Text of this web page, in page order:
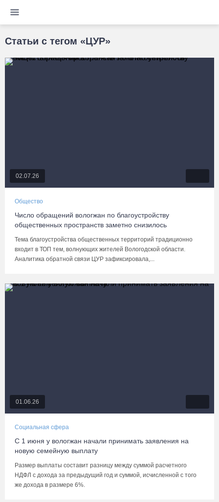
Статьи с тегом «ЦУР»
02.07.26
Общество
Число обращений вологжан по благоустройству
общественных пространств заметно снизилось
Тема благоустройства общественных территорий традиционно
входит в ТОП тем, волнующих жителей Вологодской области.
Аналитика обратной связи ЦУР зафиксировала,...
01.06.26
Социальная сфера
С 1 июня у вологжан начали принимать заявления на
новую семейную выплату
Размер выплаты составит разницу между суммой расчетного
НДФЛ с дохода за предыдущий год и суммой, исчисленной с того
же дохода в размере 6%.